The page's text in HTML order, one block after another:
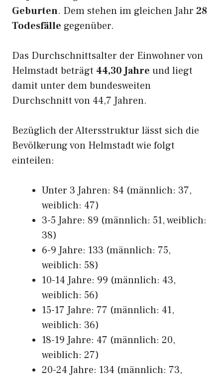
Geburten. Dem stehen im gleichen Jahr 28
Todesfälle gegenüber.
Das Durchschnittsalter der Einwohner von
Helmstadt beträgt 44,30 Jahre und liegt
damit unter dem bundesweiten
Durchschnitt von 44,7 Jahren.
Bezüglich der Altersstruktur lässt sich die
Bevölkerung von Helmstadt wie folgt
einteilen:
Unter 3 Jahren: 84 (männlich: 37,
weiblich: 47)
3-5 Jahre: 89 (männlich: 51, weiblich:
38)
6-9 Jahre: 133 (männlich: 75,
weiblich: 58)
10-14 Jahre: 99 (männlich: 43,
weiblich: 56)
15-17 Jahre: 77 (männlich: 41,
weiblich: 36)
18-19 Jahre: 47 (männlich: 20,
weiblich: 27)
20-24 Jahre: 134 (männlich: 73,